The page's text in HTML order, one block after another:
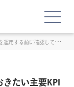
前に確認しておきたい主要KPIまとめ
たい主要KPI